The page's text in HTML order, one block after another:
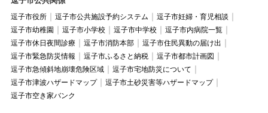
逗子市役所 逗子市公共施設予約システム
逗子市妊婦・育児相談
逗子市幼稚園
逗子市小学校 逗子市中学校
逗子市内病院一覧
逗子市休日夜間診療
逗子市消防本部
逗子市住民異動の届け出
逗子市緊急防災情報
逗子市ふるさと納税
逗子市都市計画図
逗子市急傾斜地崩壊危険区域
逗子市宅地防災について
逗子市津波ハザードマップ
逗子市土砂災害等ハザードマップ
逗子市空き家バンク